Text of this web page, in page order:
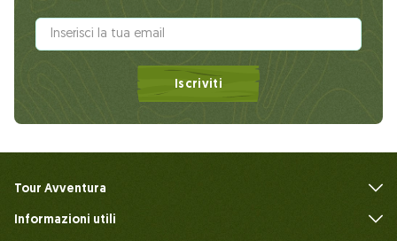
Iscriviti
Tour Avventura
Informazioni utili